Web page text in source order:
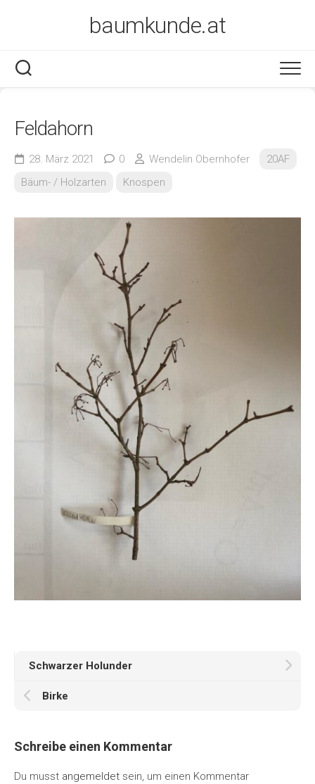
baumkunde.at
Feldahorn
28. März 2021 0 Wendelin Obernhofer
20AF
Bäum- / Holzarten
Knospen
Schwarzer Holunder
Birke
Schreibe einen Kommentar
Du musst angemeldet sein, um einen Kommentar